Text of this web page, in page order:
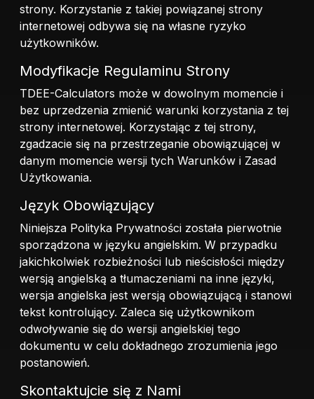
strony. Korzystanie z takiej powiązanej strony
internetowej odbywa się na własne ryzyko
użytkowników.
Modyfikacje Regulaminu Strony
TDEE-Calculators może w dowolnym momencie i
bez uprzedzenia zmienić warunki korzystania z tej
strony internetowej. Korzystając z tej strony,
zgadzacie się na przestrzeganie obowiązującej w
danym momencie wersji tych Warunków i Zasad
Użytkowania.
Język Obowiązujący
Niniejsza Polityka Prywatności została pierwotnie
sporządzona w języku angielskim. W przypadku
jakichkolwiek rozbieżności lub nieścisłości między
wersją angielską a tłumaczeniami na inne języki,
wersja angielska jest wersją obowiązującą i stanowi
tekst kontrolujący. Zaleca się użytkownikom
odwoływanie się do wersji angielskiej tego
dokumentu w celu dokładnego zrozumienia jego
postanowień.
Skontaktujcie się z Nami